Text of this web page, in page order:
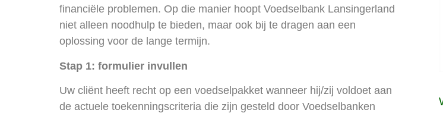
financiële problemen. Op die manier hoopt Voedselbank Lansingerland
niet alleen noodhulp te bieden, maar ook bij te dragen aan een
oplossing voor de lange termijn.
Stap 1: formulier invullen
Uw cliënt heeft recht op een voedselpakket wanneer hij/zij voldoet aan
de actuele toekenningscriteria die zijn gesteld door Voedselbanken